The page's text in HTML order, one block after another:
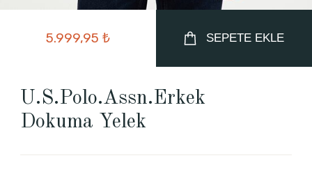
5.999,95 ₺ SEPETE EKLE
U.S.Polo.Assn.Erkek
Dokuma Yelek